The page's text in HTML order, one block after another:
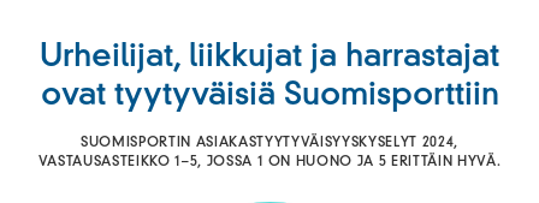
Urheilijat, liikkujat ja harrastajat
ovat tyytyväisiä Suomisporttiin
SUOMISPORTIN ASIAKASTYYTYVÄISYYSKYSELYT 2024,
VASTAUSASTEIKKO 1–5, JOSSA 1 ON HUONO JA 5 ERITTÄIN HYVÄ.